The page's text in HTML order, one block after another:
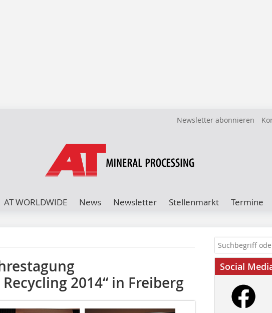
Newsletter abonnieren
AT WORLDWIDE News Newsletter Stellenmarkt Termine
2014“ in Freiberg
Social